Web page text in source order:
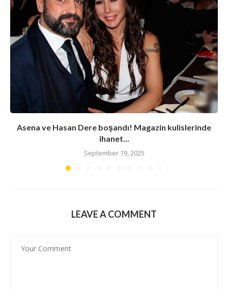
Asena ve Hasan Dere boşandı! Magazin kulislerinde
ihanet...
September 19, 2025
LEAVE A COMMENT